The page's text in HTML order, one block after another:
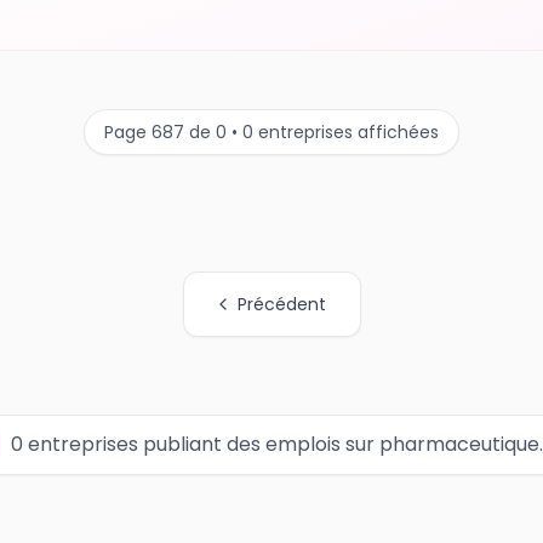
Page 687 de 0 • 0 entreprises affichées
Précédent
0 entreprises publiant des emplois sur